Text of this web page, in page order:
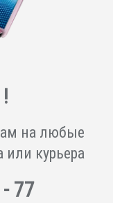
на любые
курьера
77